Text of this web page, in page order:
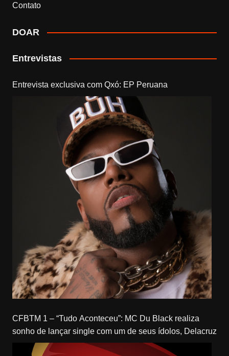
Contato
DOAR
Entrevistas
Entrevista exclusiva com Qxó: EP Peruana
CFBTM 1 – “Tudo Aconteceu”: MC Du Black realiza
sonho de lançar single com um de seus ídolos, Delacruz